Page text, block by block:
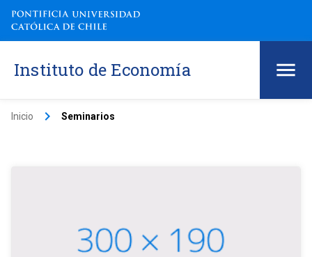
Instituto de Economía
Inicio keyboard_arrow_right Seminarios